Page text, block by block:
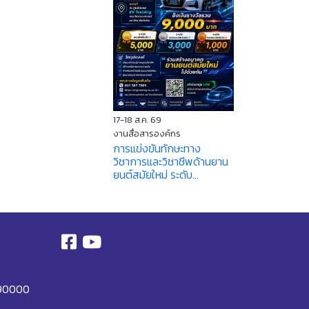
17-18 ส.ค. 69
งานสื่อสารองค์กร
การแข่งขันทักษะทาง
วิชาการและวิชาชีพด้านยาน
ยนต์สมัยใหม่ ระดับ...